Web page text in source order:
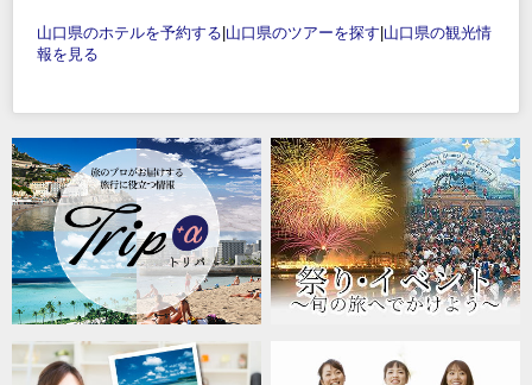
山口県のホテルを予約する 山口県のツアーを探す 山口県の観光情
報を見る